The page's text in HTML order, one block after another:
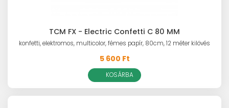
TCM FX - Electric Confetti C 80 MM
konfetti, elektromos, multicolor, fémes papír, 80cm, 12 méter kilövés
5 600 Ft
KOSÁRBA